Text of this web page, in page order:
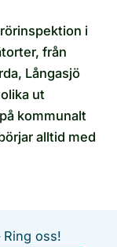
i
från
Långasjö
ut
kommunalt
alltid med
oss!